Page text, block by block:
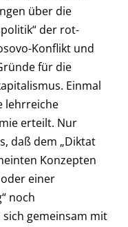
über die
der rot-
Konflikt und
für die
Einmal
lehrreiche
erteilt. Nur
daß dem „Diktat
Konzepten
einer
noch
gemeinsam mit